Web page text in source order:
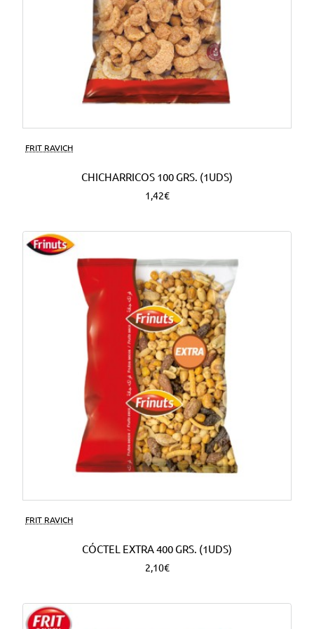
FRIT RAVICH
CHICHARRICOS 100 GRS. (1UDS)
1,42€
FRIT RAVICH
CÓCTEL EXTRA 400 GRS. (1UDS)
2,10€